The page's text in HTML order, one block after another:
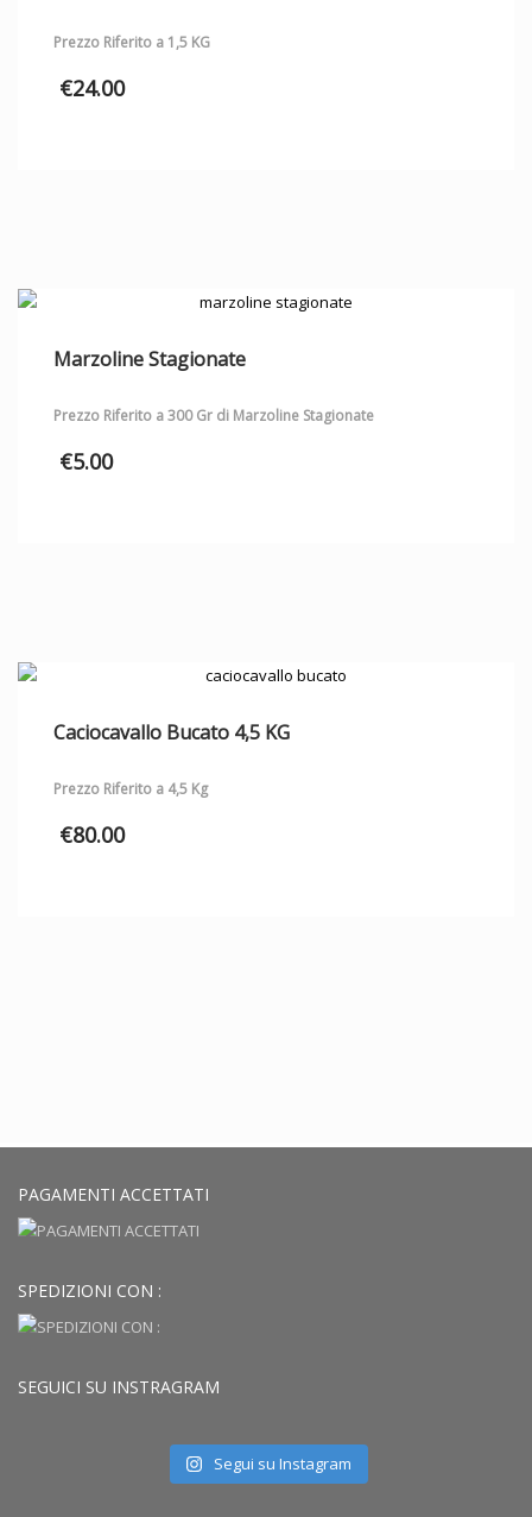
Prezzo Riferito a 1,5 KG
€24.00
Marzoline Stagionate
Prezzo Riferito a 300 Gr di Marzoline Stagionate
€5.00
Caciocavallo Bucato 4,5 KG
Prezzo Riferito a 4,5 Kg
€80.00
PAGAMENTI ACCETTATI
SPEDIZIONI CON :
SEGUICI SU INSTRAGRAM
Segui su Instagram